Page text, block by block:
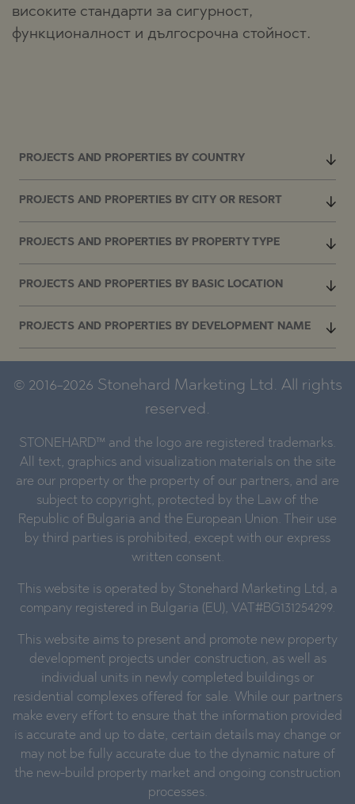
високите стандарти за сигурност,
функционалност и дългосрочна стойност.
PROJECTS AND PROPERTIES BY COUNTRY
PROJECTS AND PROPERTIES BY CITY OR RESORT
PROJECTS AND PROPERTIES BY PROPERTY TYPE
PROJECTS AND PROPERTIES BY BASIC LOCATION
PROJECTS AND PROPERTIES BY DEVELOPMENT NAME
© 2016-2026 Stonehard Marketing Ltd. All rights
reserved.
STONEHARD™ and the logo are registered trademarks.
All text, graphics and visualization materials on the site
are our property or the property of our partners, and are
subject to copyright, protected by the Law of the
Republic of Bulgaria and the European Union. Their use
by third parties is prohibited, except with our express
written consent.
This website is operated by Stonehard Marketing Ltd, a
company registered in Bulgaria (EU), VAT#BG131254299.
This website aims to present and promote new property
development projects under construction, as well as
individual units in newly completed buildings or
residential complexes offered for sale. While our partners
make every effort to ensure that the information provided
is accurate and up to date, certain details may change or
may not be fully accurate due to the dynamic nature of
the new-build property market and ongoing construction
processes.